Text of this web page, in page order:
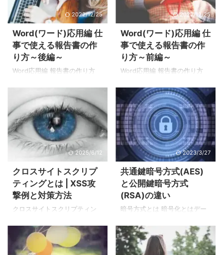
ってしまいます。 本記事では
情報処理試験で登場するシス
テム信頼性についてまとめて
みました。 「フォールトトレ
ランス」と「フォールトアボ
イダンス」の違い システム信
頼性の考え方には、まずフォ
トアボイダンスの2つがありま
す。 まずフォールトトレラン
スとは、障害発生時でも安全
に動 ...
が容易で、ほぼ全てのWebサ
ーバおよびブラウザで対応し
ている事もあり、簡易的な認
証として広く使われていま
す。 しかしBasic認証にはログ
アウト機能がありません。
Basic認証はブラウザに認証状
セスはログインIDとパスワード
は聞かれません。 ...
2022/12/25
Word(ワード)応用編 仕
事で使える報告書の作
り方～後編～
Word応用編 報告書の作り方
書の作り方～前編～」の続き
です。 前回はタイトルと印鑑
枠部分の作成方法を紹介しま
した。本記事では報告書の内
容部分の作成方法を紹介しま
す。 [前回作成した内容]
の作り方 それでは報告書の内
容を作成していきます。 報告
書用の表を追加する ( 1 ) 表を
追加する位置にカーソルを合
→「表の追加」→「6行×4列」
を選択しま ...
2022/12/25
Word(ワード)応用編 仕
事で使える報告書の作
り方～前編～
Word応用編 報告書の作り方
Word(ワード)の基本操作を紹
介しました。 【1時間目】文書
の作り方 【2時間目】表の作り
方 【3時間目】棒グラフの作り
方 【4時間目】折れ線グラフの
作り方 【5時間目】円グラフの
作り方 【6時間目】画像や図形
での記事で紹介した操作の応
用編です。実際に仕事でよく
使う報告書を作成する方法を
紹介します。 [報告書完成例]
はタイトルと印鑑枠の部分を
作成します。 ...
2025/6/12
クロスサイトスクリプ
ティングとは | XSS攻
撃例と対策方法
クロスサイトスクリプティン
スクリプティング（XSS）とは
Webサイトへの有名な攻撃
で、他人のWebサイトに悪意
2023/3/27
共通鍵暗号方式(AES)
と公開鍵暗号方式
(RSA)の違い
暗号方式とは 暗号化とはデー
施して、第三者が見ても容易
に解析できないような形に変
換することをいいます。ただ